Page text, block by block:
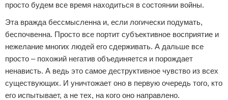
просто будем все время находиться в состоянии войны.
Эта вражда бессмысленна и, если логически подумать,
беспочвенна. Просто все портит субъективное восприятие и
нежелание многих людей его сдерживать. А дальше все
просто – похожий негатив объединяется и порождает
ненависть. А ведь это самое деструктивное чувство из всех
существующих. И уничтожает оно в первую очередь того, кто
его испытывает, а не тех, на кого оно направлено.